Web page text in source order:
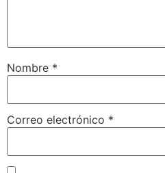
Nombre *
Correo electrónico *